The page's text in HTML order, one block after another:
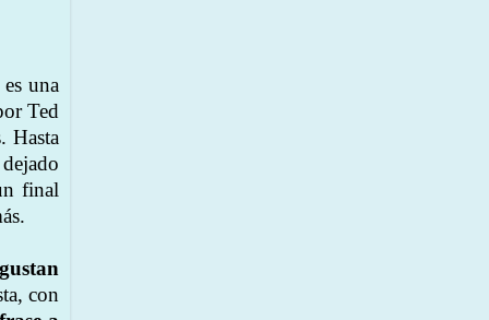
una
Ted
Hasta
final
con